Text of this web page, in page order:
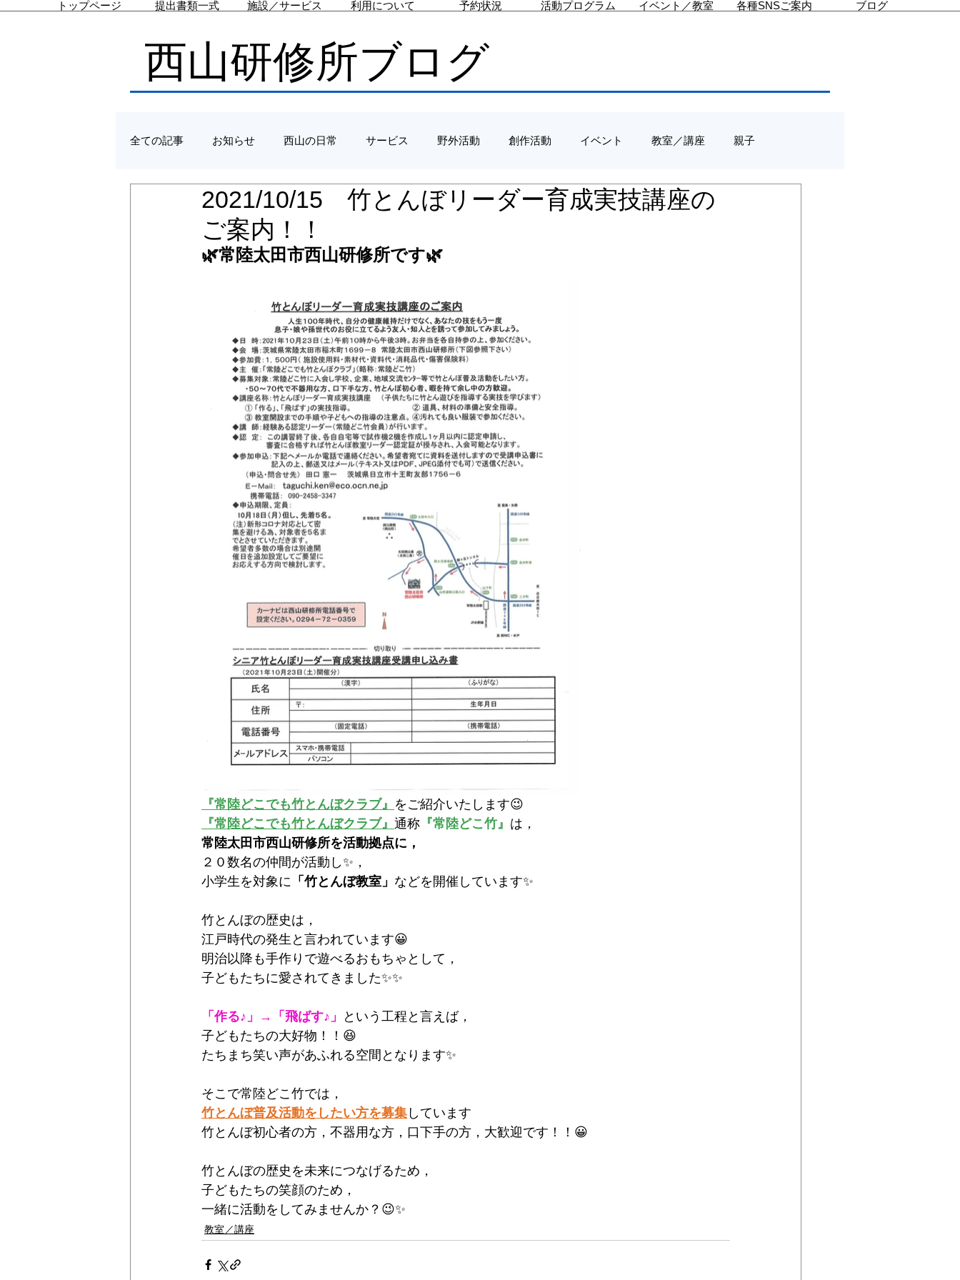
トップページ 提出書類一式 施設／サービス 利用について 予約状況 活動プログラム イベント／教室 各種SNSご案内 ブログ
西山研修所ブログ
全ての記事 お知らせ 西山の日常 サービス 野外活動 創作活動 イベント 教室／講座 親子
2021/10/15 竹とんぼリーダー育成実技講座の
ご案内！！
🌿常陸太田市西山研修所です🌿
『常陸どこでも竹とんぼクラブ』 をご紹介いたします😉
『常陸どこでも竹とんぼクラブ』 通称 『常陸どこ竹』 は，
常陸太田市西山研修所を活動拠点に，
２０数名の仲間が活動し✨，
小学生を対象に 「竹とんぼ教室」 などを開催しています✨
竹とんぼの歴史は，
江戸時代の発生と言われています😀
明治以降も手作りで遊べるおもちゃとして，
子どもたちに愛されてきました✨✨
「作る♪」→「飛ばす♪」
という工程と言えば，
子どもたちの大好物！！😆
たちまち笑い声があふれる空間となります✨
そこで常陸どこ竹では，
竹とんぼ普及活動をしたい方を募集 しています
竹とんぼ初心者の方，不器用な方，口下手の方，大歓迎です！！😀
竹とんぼの歴史を未来につなげるため，
子どもたちの笑顔のため，
一緒に活動をしてみませんか？😉✨
教室／講座